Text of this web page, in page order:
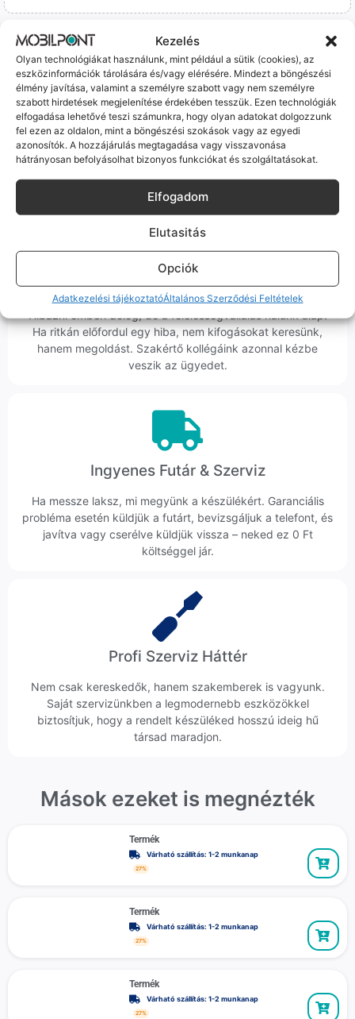
Kezelés
Olyan technológiákat használunk, mint például a sütik (cookies), az
eszközinformációk tárolására és/vagy elérésére. Mindezt a böngészési
élmény javítása, valamint a személyre szabott vagy nem személyre
szabott hirdetések megjelenítése érdekében tesszük. Ezen technológiák
elfogadása lehetővé teszi számunkra, hogy olyan adatokat dolgozzunk
fel ezen az oldalon, mint a böngészési szokások vagy az egyedi
azonosítók. A hozzájárulás megtagadása vagy visszavonása
hátrányosan befolyásolhat bizonyos funkciókat és szolgáltatásokat.
Elfogadom
Elutasitás
Opciók
Adatkezelési tájékoztatóÁltalános Szerződési Feltételek
100% Elérhetőség
Sok éve a szegedi piac meghatározó szereplői vagyunk.
Nem egy arctalan webshop vagyunk: ha kérdésed van, élő
ember veszi fel a telefont, és személyesen is megtalálsz
minket Szegeden.
Korrekt Ügyintézés
Hibázni emberi dolog, de a felelősségvállalás nálunk alap.
Ha ritkán előfordul egy hiba, nem kifogásokat keresünk,
hanem megoldást. Szakértő kollégáink azonnal kézbe
veszik az ügyedet.
Ingyenes Futár & Szerviz
Ha messze laksz, mi megyünk a készülékért. Garanciális
probléma esetén küldjük a futárt, bevizsgáljuk a telefont, és
javítva vagy cserélve küldjük vissza – neked ez 0 Ft
költséggel jár.
Profi Szerviz Háttér
Nem csak kereskedők, hanem szakemberek is vagyunk.
Saját szervizünkben a legmodernebb eszközökkel
biztosítjuk, hogy a rendelt készüléked hosszú ideig hű
társad maradjon.
Mások ezeket is megnézték
Termék
Várható szállítás: 1-2 munkanap
27%
Termék
Várható szállítás: 1-2 munkanap
27%
Termék
Várható szállítás: 1-2 munkanap
27%